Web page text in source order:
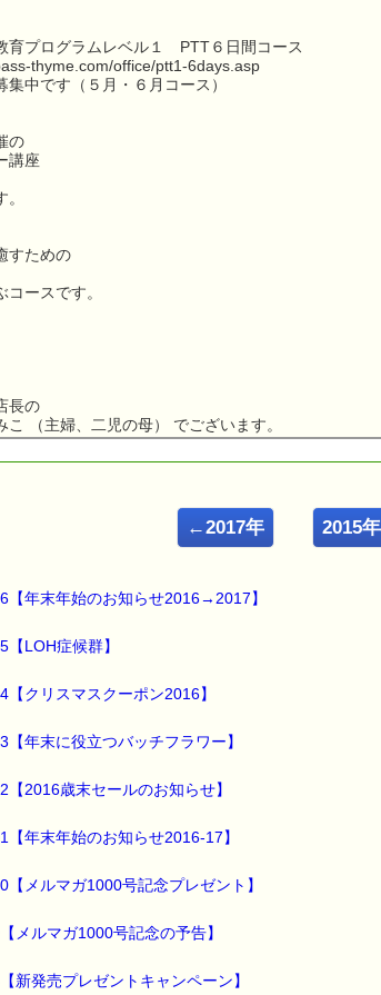
プログラムレベル１ PTT６日間コース
thyme.com/office/ptt1-6days.asp
です（５月・６月コース）
の
講座
すための
ースです。
長の
（主婦、二児の母） でございます。
教育プログラム
27・7/11・25（月）
・8/41・18（木）
21:00 です。
プログラムとは、
メディについて、
ベル３まであります）
←2017年 2015
【年末年始のお知らせ2016→2017】
LOH症候群】
クリスマスクーポン2016】
年末に役立つバッチフラワー】
2016歳末セールのお知らせ】
年末年始のお知らせ2016-17】
メルマガ1000号記念プレゼント】
メルマガ1000号記念の予告】
新発売プレゼントキャンペーン】